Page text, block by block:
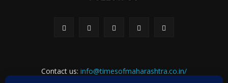
Contact us: info@timesofmaharashtra.co.in/